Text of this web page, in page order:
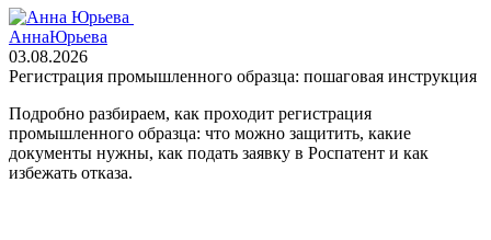
АннаЮрьева
03.08.2026
Регистрация промышленного образца: пошаговая инструкция
Подробно разбираем, как проходит регистрация
промышленного образца: что можно защитить, какие
документы нужны, как подать заявку в Роспатент и как
избежать отказа.